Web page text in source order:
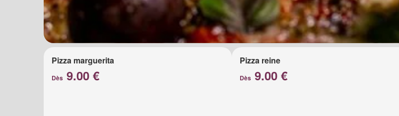
Pizza marguerita
Dès 9.00 €
Pizza reine
Dès9.00 €